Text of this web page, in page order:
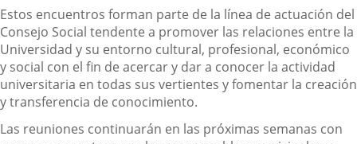
Estos encuentros forman parte de la línea de actuación del
Consejo Social tendente a promover las relaciones entre la
Universidad y su entorno cultural, profesional, económico
y social con el fin de acercar y dar a conocer la actividad
universitaria en todas sus vertientes y fomentar la creación
y transferencia de conocimiento.
Las reuniones continuarán en las próximas semanas con